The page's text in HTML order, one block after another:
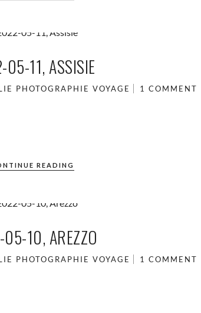
11, ASSISIE
PHOTOGRAPHIE VOYAGE 1 COMMENT
READING
10, AREZZO
PHOTOGRAPHIE VOYAGE 1 COMMENT